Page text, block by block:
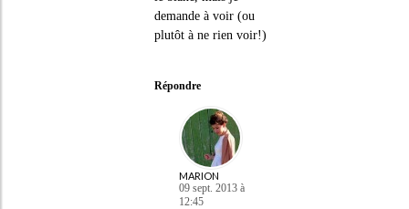
demande à voir (ou
plutôt à ne rien voir!)
Répondre
MARION
09 sept. 2013 à
12:45